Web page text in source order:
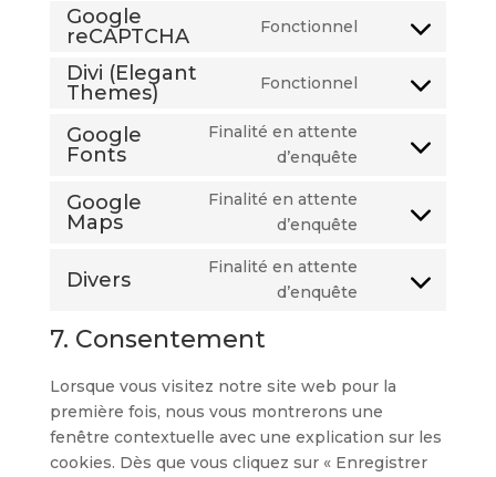
wordpress
service
Google
reCAPTCHA
Fonctionnel
Consent
service
recaptcha
Divi (Elegant
Themes)
Fonctionnel
Consent
service
themes)
Google
Fonts
Finalité en attente
d’enquête
Consent
service
Google
Maps
Finalité en attente
d’enquête
Consent
service
Divers
Finalité en attente
d’enquête
Consent
7. Consentement
Lorsque vous visitez notre site web pour la
première fois, nous vous montrerons une
fenêtre contextuelle avec une explication sur les
cookies. Dès que vous cliquez sur « Enregistrer